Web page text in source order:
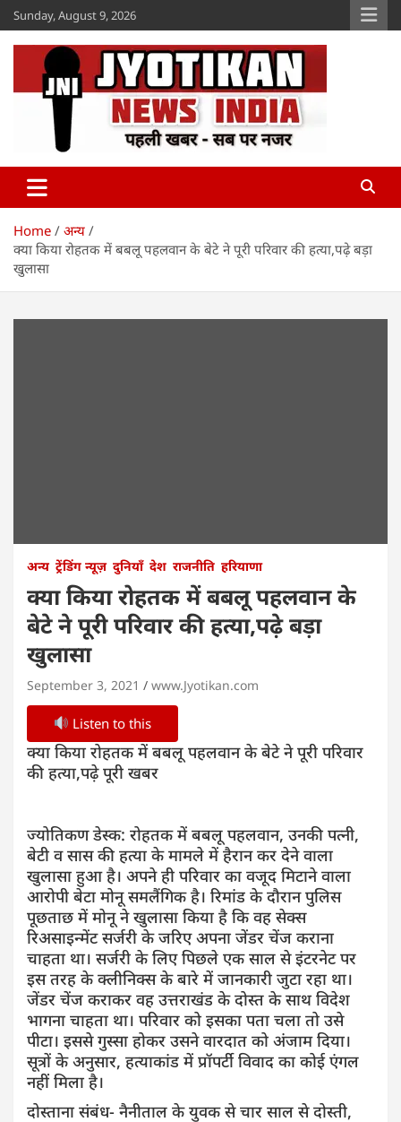
Skip
to
content
Sunday, August 9, 2026
Jyotikan
Home
अन्य
क्या किया रोहतक में बबलू पहलवान के बेटे ने पूरी परिवार की हत्या,पढ़े बड़ा
खुलासा
अन्य ट्रेंडिंग न्यूज़ दुनियाँ देश राजनीति हरियाणा
क्या किया रोहतक में बबलू पहलवान के
बेटे ने पूरी परिवार की हत्या,पढ़े बड़ा
खुलासा
September 3, 2021 www.Jyotikan.com
Listen to this
क्या किया रोहतक में बबलू पहलवान के बेटे ने पूरी परिवार
की हत्या,पढ़े पूरी खबर
ज्योतिकण डेस्क: रोहतक में बबलू पहलवान, उनकी पत्नी,
बेटी व सास की हत्या के मामले में हैरान कर देने वाला
खुलासा हुआ है। अपने ही परिवार का वजूद मिटाने वाला
आरोपी बेटा मोनू समलैंगिक है। रिमांड के दौरान पुलिस
पूछताछ में माेनू ने खुलासा किया है कि वह सेक्स
रिअसाइन्मेंट सर्जरी के जरिए अपना जेंडर चेंज कराना
चाहता था। सर्जरी के लिए पिछले एक साल से इंटरनेट पर
इस तरह के क्लीनिक्स के बारे में जानकारी जुटा रहा था।
जेंडर चेंज कराकर वह उत्तराखंड के दोस्त के साथ विदेश
भागना चाहता था। परिवार को इसका पता चला तो उसे
पीटा। इससे गुस्सा होकर उसने वारदात को अंजाम दिया।
सूत्रों के अनुसार, हत्याकांड में प्रॉपर्टी विवाद का कोई एंगल
नहीं मिला है।
दोस्ताना संबंध- नैनीताल के युवक से चार साल से दोस्ती,